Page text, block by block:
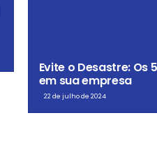
Evite o Desastre: Os
em sua empresa
22 de julho de 2024